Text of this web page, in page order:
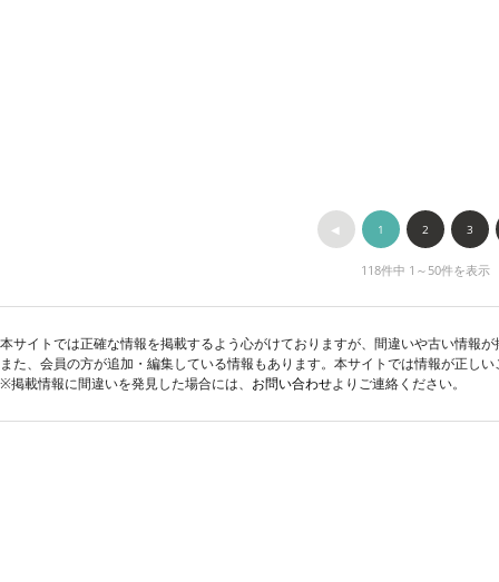
◀︎ 1 2 3
118件中 1～50件を表示
本サイトでは正確な情報を掲載するよう心がけておりますが、間違いや古い情報
また、会員の方が追加・編集している情報もあります。本サイトでは情報が正し
※掲載情報に間違いを発見した場合には、 お問い合わせよりご連絡ください。